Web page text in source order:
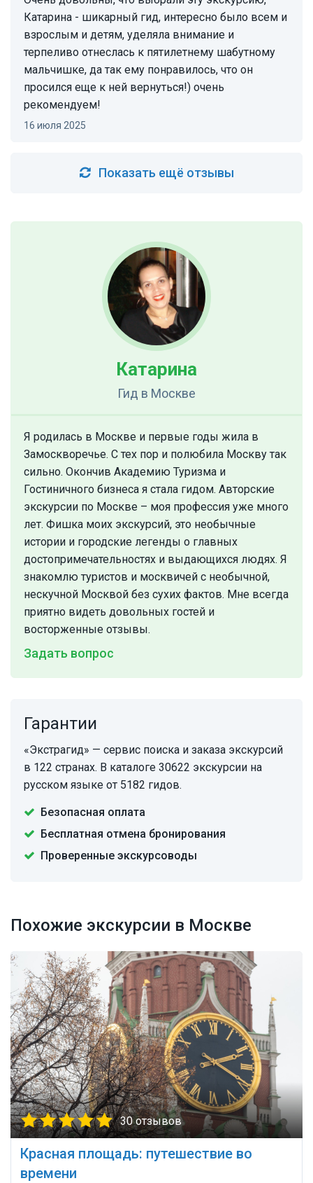
Катарина - шикарный гид, интересно было всем и
взрослым и детям, уделяла внимание и
терпеливо отнеслась к пятилетнему шабутному
мальчишке, да так ему понравилось, что он
просился еще к ней вернуться!) очень
рекомендуем!
16 июля 2025
Показать ещё отзывы
Катарина
Гид в Москве
Я родилась в Москве и первые годы жила в
Замоскворечье. С тех пор и полюбила Москву так
сильно. Окончив Академию Туризма и
Гостиничного бизнеса я стала гидом. Авторские
экскурсии по Москве – моя профессия уже много
лет. Фишка моих экскурсий, это необычные
истории и городские легенды о главных
достопримечательностях и выдающихся людях. Я
знакомлю туристов и москвичей с необычной,
нескучной Москвой без сухих фактов. Мне всегда
приятно видеть довольных гостей и
восторженные отзывы.
Задать вопрос
Гарантии
«Экстрагид» — сервис поиска и заказа экскурсий
в 122 странах. В каталоге 30622 экскурсии на
русском языке от 5182 гидов.
Безопасная оплата
Бесплатная отмена бронирования
Проверенные экскурсоводы
Похожие экскурсии в Москве
30 отзывов
Красная площадь: путешествие во
времени